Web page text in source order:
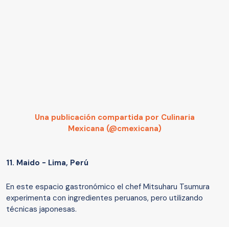
Una publicación compartida por Culinaria
Mexicana (@cmexicana)
11. Maido - Lima, Perú
En este espacio gastronómico el chef Mitsuharu Tsumura
experimenta con ingredientes peruanos, pero utilizando
técnicas japonesas.